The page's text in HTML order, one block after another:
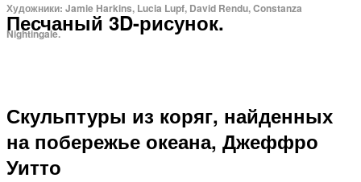
Песчаный 3D-рисунок.
Художники: Jamie Harkins, Lucia Lupf, David Rendu, Constanza
Nightingale.
Скульптуры из коряг, найденных
на побережье океана, Джеффро
Уитто